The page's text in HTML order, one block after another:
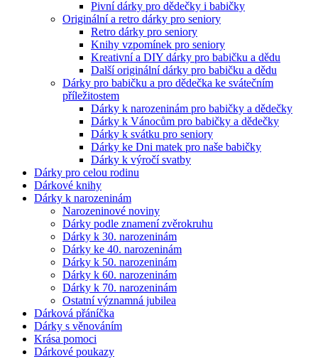
Pivní dárky pro dědečky i babičky
Originální a retro dárky pro seniory
Retro dárky pro seniory
Knihy vzpomínek pro seniory
Kreativní a DIY dárky pro babičku a dědu
Další originální dárky pro babičku a dědu
Dárky pro babičku a pro dědečka ke svátečním
příležitostem
Dárky k narozeninám pro babičky a dědečky
Dárky k Vánocům pro babičky a dědečky
Dárky k svátku pro seniory
Dárky ke Dni matek pro naše babičky
Dárky k výročí svatby
Dárky pro celou rodinu
Dárkové knihy
Dárky k narozeninám
Narozeninové noviny
Dárky podle znamení zvěrokruhu
Dárky k 30. narozeninám
Dárky ke 40. narozeninám
Dárky k 50. narozeninám
Dárky k 60. narozeninám
Dárky k 70. narozeninám
Ostatní významná jubilea
Dárková přáníčka
Dárky s věnováním
Krása pomoci
Dárkové poukazy